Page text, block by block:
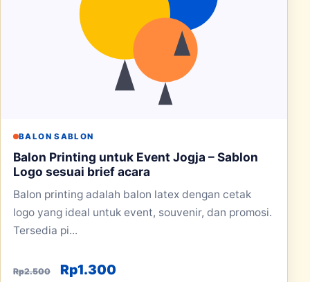
BALON SABLON
Balon Printing untuk Event Jogja – Sablon
Logo sesuai brief acara
Balon printing adalah balon latex dengan cetak
logo yang ideal untuk event, souvenir, dan promosi.
Tersedia pi...
Rp2.500 Harga aslinya adalah: Rp2.500.
Rp1.300Harga saat ini adalah: